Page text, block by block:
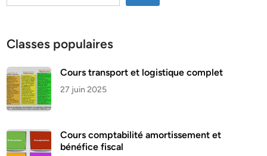
Classes populaires
Cours transport et logistique complet
27 juin 2025
Cours comptabilité amortissement et
bénéfice fiscal